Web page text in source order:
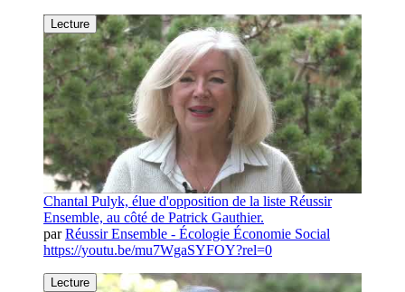
Lecture
Chantal Pulyk, élue d'opposition de la liste Réussir
Ensemble, au côté de Patrick Gauthier.
parRéussir Ensemble - Écologie Économie Social
https://youtu.be/mu7WgaSYFOY?rel=0
Lecture